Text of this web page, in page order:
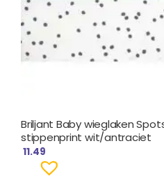
Briljant Baby wieglaken
stippenprint wit/antraciet
11.49